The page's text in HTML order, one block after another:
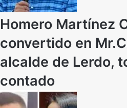
Homero Martínez
convertido en
alcalde de Lerdo,
contado